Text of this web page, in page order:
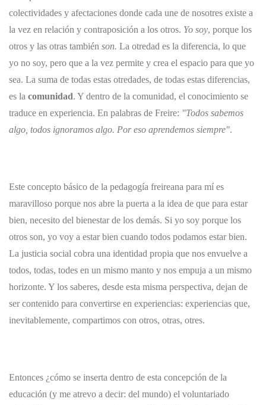
colectividades y afectaciones donde cada une de nosotres existe a
la vez en relación y contraposición a los otros. Yo soy, porque los
otros y las otras también son. La otredad es la diferencia, lo que
yo no soy, pero que a la vez permite y crea el espacio para que yo
sea. La suma de todas estas otredades, de todas estas diferencias,
es la comunidad. Y dentro de la comunidad, el conocimiento se
traduce en experiencia. En palabras de Freire: "Todos sabemos
algo, todos ignoramos algo. Por eso aprendemos siempre".
Este concepto básico de la pedagogía freireana para mí es
maravilloso porque nos abre la puerta a la idea de que para estar
bien, necesito del bienestar de los demás. Si yo soy porque los
otros son, yo voy a estar bien cuando todos podamos estar bien.
La justicia social cobra una identidad propia que nos envuelve a
todos, todas, todes en un mismo manto y nos empuja a un mismo
horizonte. Y los saberes, desde esta misma perspectiva, dejan de
ser contenido para convertirse en experiencias: experiencias que,
inevitablemente, compartimos con otros, otras, otres.
Entonces ¿cómo se inserta dentro de esta concepción de la
educación (y me atrevo a decir: del mundo) el voluntariado